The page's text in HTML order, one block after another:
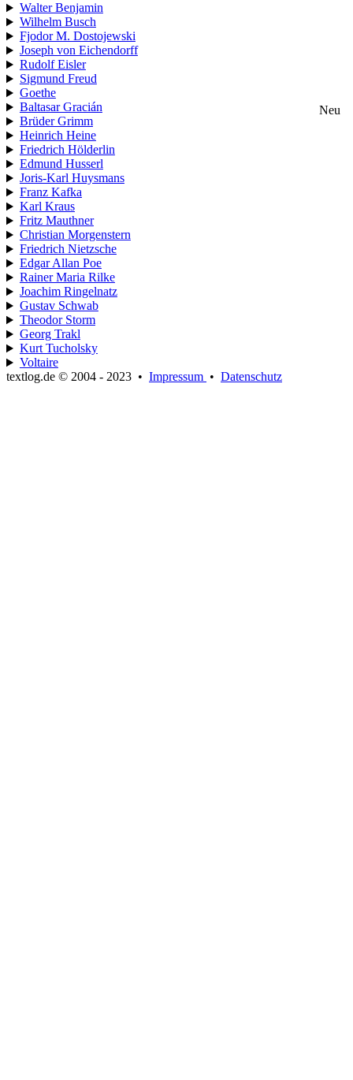
Walter Benjamin
Wilhelm Busch
Fjodor M. Dostojewski
Joseph von Eichendorff
Rudolf Eisler
Sigmund Freud
Goethe
Baltasar Gracián
Neu
Brüder Grimm
Heinrich Heine
Friedrich Hölderlin
Edmund Husserl
Joris-Karl Huysmans
Franz Kafka
Karl Kraus
Fritz Mauthner
Christian Morgenstern
Friedrich Nietzsche
Edgar Allan Poe
Rainer Maria Rilke
Joachim Ringelnatz
Gustav Schwab
Theodor Storm
Georg Trakl
Kurt Tucholsky
Voltaire
textlog.de © 2004 - 2023 • Impressum • Datenschutz